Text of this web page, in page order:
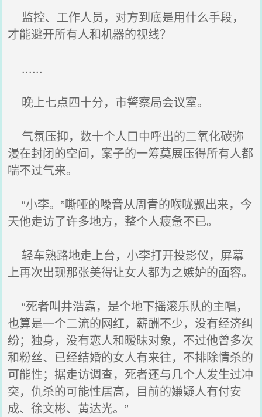
监控、工作人员，对方到底是用什么手段，
才能避开所有人和机器的视线？
......
晚上七点四十分，市警察局会议室。
气氛压抑，数十个人口中呼出的二氧化碳弥
漫在封闭的空间，案子的一筹莫展压得所有人都
喘不过气来。
“小李。”嘶哑的嗓音从周青的喉咙飘出来，今
天他走访了许多地方，整个人疲惫不已。
轻车熟路地走上台，小李打开投影仪，屏幕
上再次出现那张美得让女人都为之嫉妒的面容。
“死者叫井浩嘉，是个地下摇滚乐队的主唱，
也算是一个二流的网红，薪酬不少，没有经济纠
纷；独身，没有恋人和暧昧对象，不过他曾多次
和粉丝、已经结婚的女人有来往，不排除情杀的
可能性；据走访调查，死者还与几个人发生过冲
突，仇杀的可能性居高，目前的嫌疑人有付安
成、徐文彬、黄达光。”